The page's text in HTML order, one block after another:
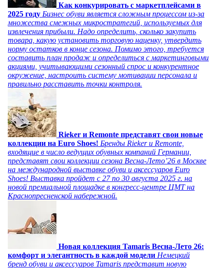
Как конкурировать с маркетплейсами в
2025 году Бизнес обуви является сложным процессом из-за
множества смежных микростратегий, используемых для
извлечения прибыли. Надо определить, сколько закупить
товара, какую установить торговую наценку, утвердить
норму остатков в конце сезона. Помимо этого, требуется
составить план продаж и определиться с маркетинговыми
акциями, учитывающими сезонный спрос и конкурентное
окружение, настроить систему мотивации персонала и
правильно расставить точки контроля.
Rieker и Remonte представят свои новые
коллекции на Euro Shoes! Бренды Rieker и Remonte,
входящие в число ведущих обувных компаний Германии,
представят свои коллекции сезона Весна-Лето’26 в Москве
на международной выставке обуви и аксессуаров Euro
Shoes! Выставка пройдет c 27 по 30 августа 2025 г. на
новой премиальной площадке в конгресс-центре ЦМТ на
Краснопресненской набережной.
Новая коллекция Tamaris Весна-Лето 26:
комфорт и элегантность в каждой модели Немецкий
бренд обуви и аксессуаров Tamaris представит новую